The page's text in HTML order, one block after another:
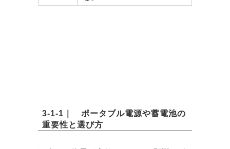
3-1-1｜ ポータブル電源や蓄電池の
重要性と選び方